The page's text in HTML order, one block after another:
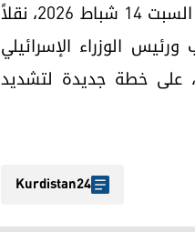
تأتي هذه التصريحات في وقت كشف فيه موقع "أكسيوس" الأمريكي، أمس السبت 14 شباط 2026، نقلاً
الوزراء الإسرائيلي
على خطة جديدة لتشديد
Kurdistan24